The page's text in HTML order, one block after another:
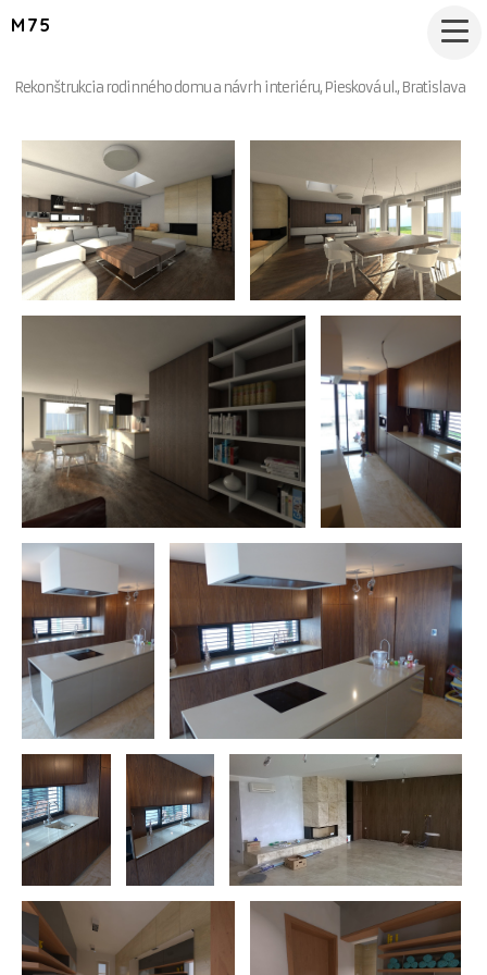
M75
Rekonštrukcia rodinného domu a návrh interiéru, Piesková ul., Bratislava